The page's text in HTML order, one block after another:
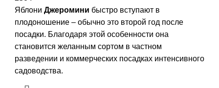
Яблони Джеромини быстро вступают в
плодоношение – обычно это второй год после
посадки. Благодаря этой особенности она
становится желанным сортом в частном
разведении и коммерческих посадках интенсивного
садоводства.